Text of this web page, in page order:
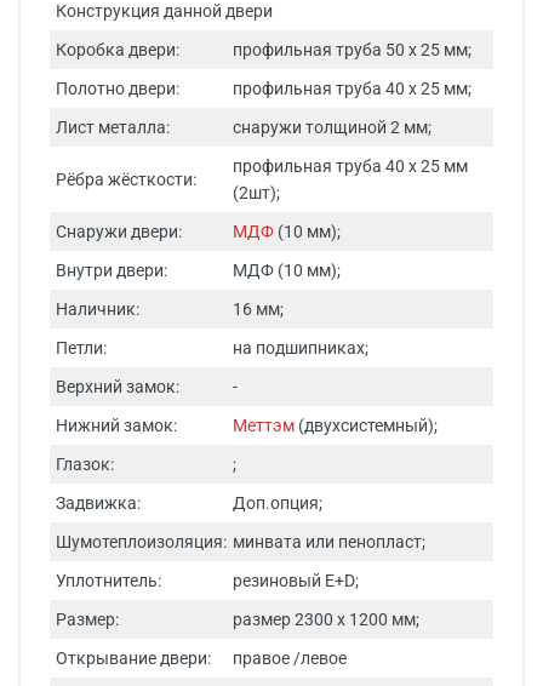
Конструкция данной двери
Коробка двери:
профильная труба 50 х 25 мм;
Полотно двери:
профильная труба 40 х 25 мм;
Лист металла:
снаружи толщиной 2 мм;
Рёбра жёсткости:
профильная труба 40 х 25 мм
(2шт);
Снаружи двери:
МДФ (10 мм);
Внутри двери:
МДФ (10 мм);
Наличник:
16 мм;
Петли:
на подшипниках;
Верхний замок:
-
Нижний замок:
Меттэм (двухсистемный);
Глазок:
;
Задвижка:
Доп.опция;
Шумотеплоизоляция: минвата или пенопласт;
Уплотнитель:
резиновый E+D;
Размер:
размер 2300 х 1200 мм;
Открывание двери:
правое /левое